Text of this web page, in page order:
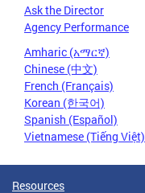
Ask the Director
Agency Performance
Amharic (አማርኛ)
Chinese (中文)
French (Français)
Korean (한국어)
Spanish (Español)
Vietnamese (Tiếng Việt)
Resources